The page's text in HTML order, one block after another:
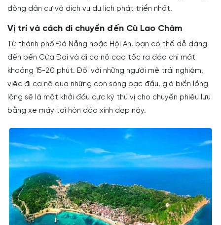
đông dân cư và dịch vụ du lịch phát triển nhất.
Vị trí và cách di chuyển đến Cù Lao Chàm
Từ thành phố Đà Nẵng hoặc Hội An, bạn có thể dễ dàng
đến bến Cửa Đại và đi ca nô cao tốc ra đảo chỉ mất
khoảng 15-20 phút. Đối với những người mê trải nghiệm,
việc đi ca nô qua những con sóng bạc đầu, gió biển lồng
lộng sẽ là một khởi đầu cực kỳ thú vị cho chuyến phiêu lưu
bằng xe máy tại hòn đảo xinh đẹp này.